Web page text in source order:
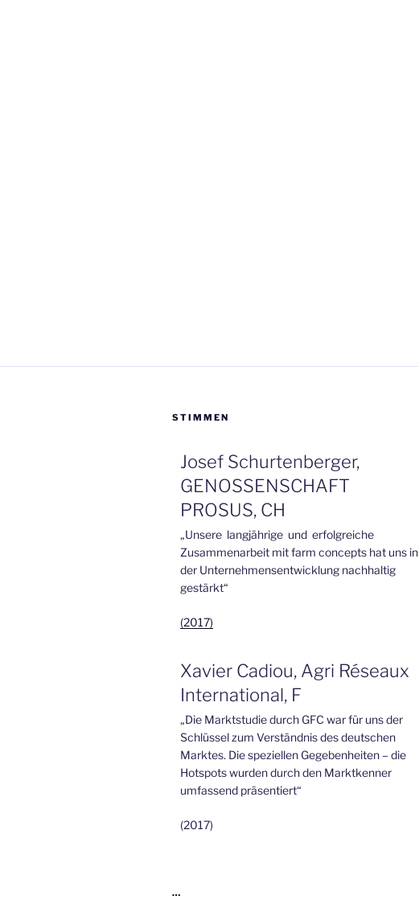
STIMMEN
Josef Schurtenberger,
GENOSSENSCHAFT
PROSUS, CH
„Unsere langjährige und erfolgreiche
Zusammenarbeit mit farm concepts hat uns in
der Unternehmensentwicklung nachhaltig
gestärkt“
(2017)
Xavier Cadiou, Agri Réseaux
International, F
„Die Marktstudie durch GFC war für uns der
Schlüssel zum Verständnis des deutschen
Marktes. Die speziellen Gegebenheiten – die
Hotspots wurden durch den Marktkenner
umfassend präsentiert“
(2017)
…